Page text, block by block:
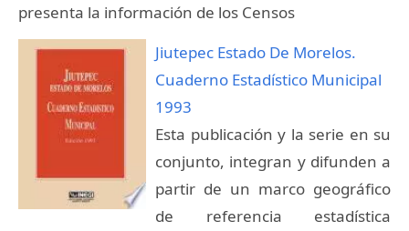
presenta la información de los Censos
Jiutepec Estado De Morelos.
Cuaderno Estadístico Municipal
1993
Esta publicación y la serie en su
conjunto, integran y difunden a
partir de un marco geográfico
de referencia estadística